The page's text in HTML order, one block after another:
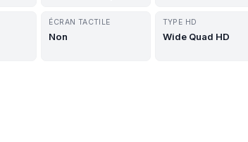
ÉCRAN TACTILE
Non
TYPE HD
Wide Quad HD